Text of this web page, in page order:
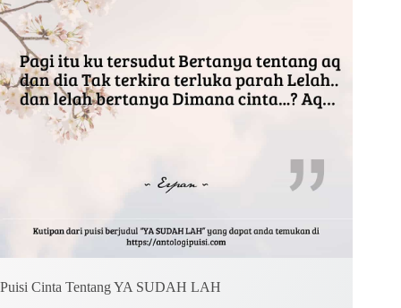
Puisi Cinta Tentang YA SUDAH LAH